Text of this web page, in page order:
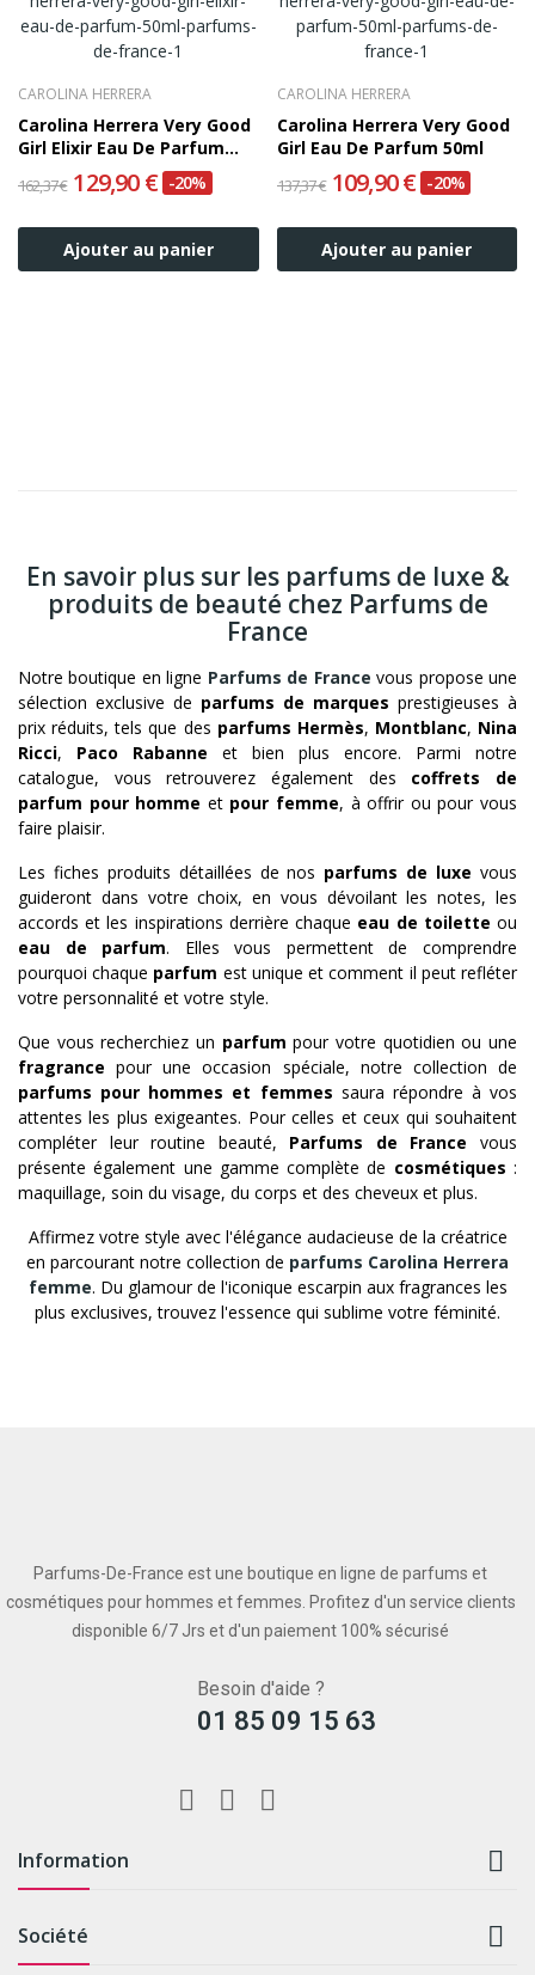
CAROLINA HERRERA
Carolina Herrera Very Good
Girl Elixir Eau De Parfum
162,37 € 129,90 € -20%
Ajouter au panier
CAROLINA HERRERA
Carolina Herrera Very Good
Girl Eau De Parfum 50ml
137,37 € 109,90 € -20%
Ajouter au panier
En savoir plus sur les parfums de luxe &
produits de beauté chez Parfums de
France
Notre boutique en ligne Parfums de France vous propose une
sélection exclusive de parfums de marques prestigieuses à
prix réduits, tels que des parfums Hermès, Montblanc, Nina
Ricci, Paco Rabanne et bien plus encore. Parmi notre
catalogue, vous retrouverez également des coffrets de
parfum pour homme et pour femme, à offrir ou pour vous
faire plaisir.
Les fiches produits détaillées de nos parfums de luxe vous
guideront dans votre choix, en vous dévoilant les notes, les
accords et les inspirations derrière chaque eau de toilette ou
eau de parfum. Elles vous permettent de comprendre
pourquoi chaque parfum est unique et comment il peut refléter
votre personnalité et votre style.
Que vous recherchiez un parfum pour votre quotidien ou une
fragrance pour une occasion spéciale, notre collection de
parfums pour hommes et femmes saura répondre à vos
attentes les plus exigeantes. Pour celles et ceux qui souhaitent
compléter leur routine beauté, Parfums de France vous
présente également une gamme complète de cosmétiques :
maquillage, soin du visage, du corps et des cheveux et plus.
Affirmez votre style avec l'élégance audacieuse de la créatrice
en parcourant notre collection de parfums Carolina Herrera
femme. Du glamour de l'iconique escarpin aux fragrances les
plus exclusives, trouvez l'essence qui sublime votre féminité.
Parfums-De-France est une boutique en ligne de parfums et
cosmétiques pour hommes et femmes. Profitez d'un service clients
disponible 6/7 Jrs et d'un paiement 100% sécurisé
Besoin d'aide ?
01 85 09 15 63
Information 
Société 